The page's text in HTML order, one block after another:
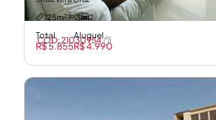
125m²
3 2
Total
R$ 5.855
Aluguel
R$ 4.990
CÓD: 21030954